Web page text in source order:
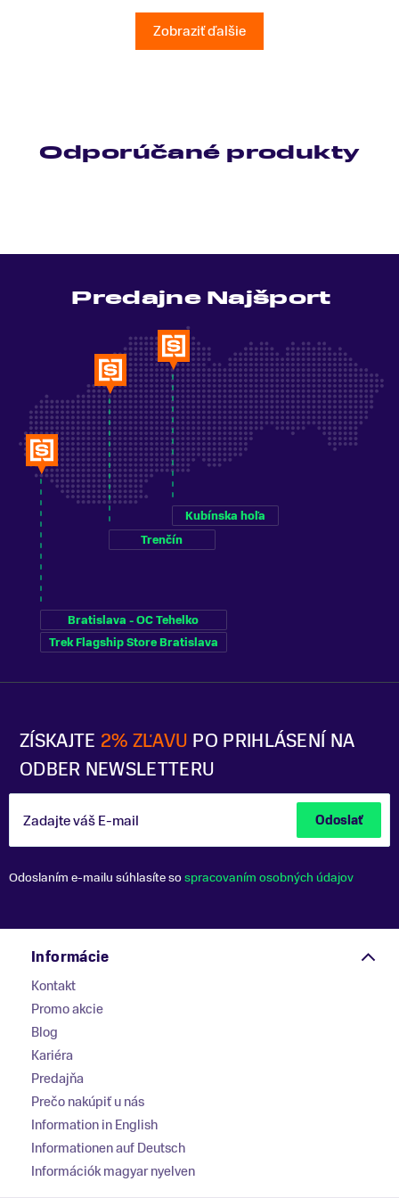
Ešte raz ďakujem.Zobraziť ďalšie
Odporúčané produkty
ZÍSKAJTE 2% ZĽAVU PO PRIHLÁSENÍ NA
ODBER NEWSLETTERU
Zadajte váš E-mail Odoslať
Odoslaním e-mailu súhlasíte sospracovaním osobných údajov
Predajne Najšport
Bratislava - OC Tehelko
Trek Flagship Store Bratislava
Trenčín
Kubínska hoľa
Informácie
Kontakt
Promo akcie
Blog
Kariéra
Predajňa
Prečo nakúpiť u nás
Information in English
Informationen auf Deutsch
Információk magyar nyelven